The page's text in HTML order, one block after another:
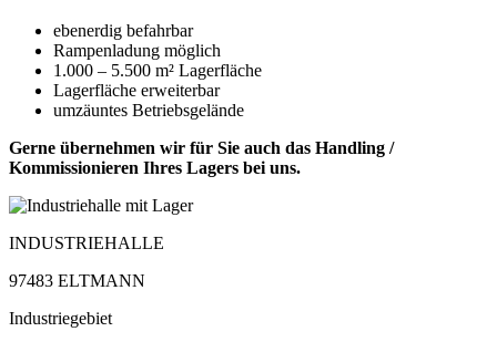
ebenerdig befahrbar
Rampenladung möglich
1.000 – 5.500 m² Lagerfläche
Lagerfläche erweiterbar
umzäuntes Betriebsgelände
Gerne übernehmen wir für Sie auch das Handling /
Kommissionieren Ihres Lagers bei uns.
INDUSTRIEHALLE
97483 ELTMANN
Industriegebiet